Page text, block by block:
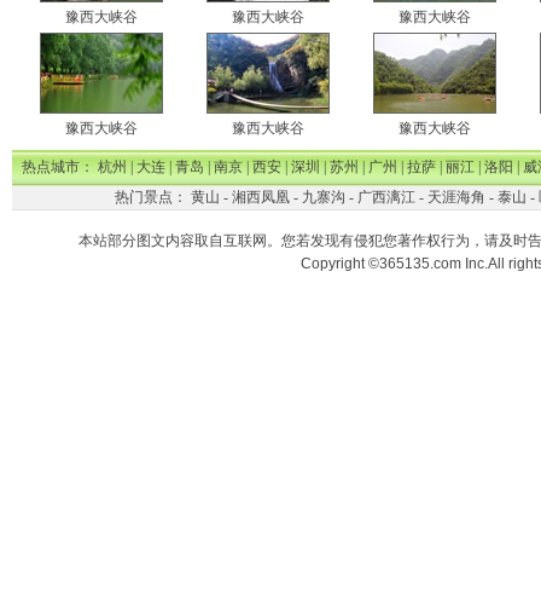
豫西大峡谷 豫西大峡谷 豫西大峡谷
豫西大峡谷 豫西大峡谷 豫西大峡谷
热点城市：杭州|大连|青岛|南京|西安|深圳|苏州|广州|拉萨|丽江|洛阳|威
热门景点： 黄山 - 湘西凤凰- 九寨沟 - 广西漓江- 天涯海角 - 泰山 -
本站部分图文内容取自互联网。您若发现有侵犯您著作权行为，请及时
Copyright ©365135.com Inc.All